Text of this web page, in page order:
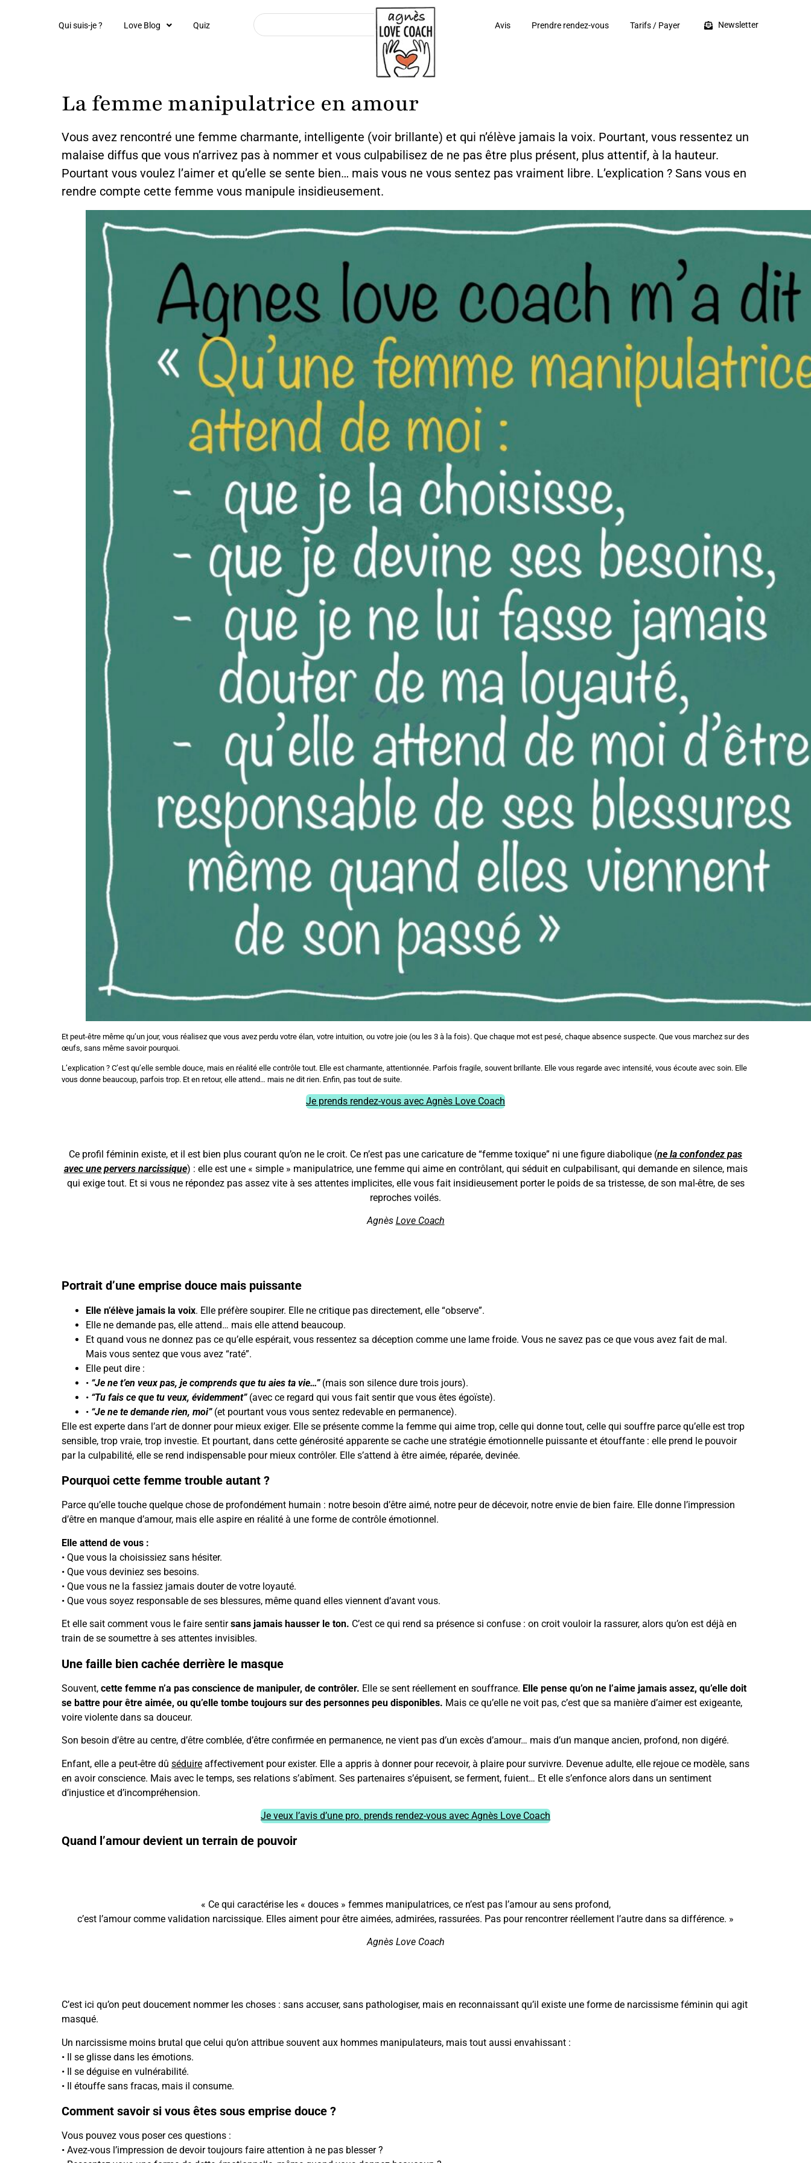
Qui suis-je ? Love Blog Quiz Avis Prendre rendez-vous Tarifs / Payer Newsletter
La femme manipulatrice en amour
Vous avez rencontré une femme charmante, intelligente (voir brillante) et qui n’élève jamais la voix. Pourtant, vous ressentez un
malaise diffus que vous n’arrivez pas à nommer et vous culpabilisez de ne pas être plus présent, plus attentif, à la hauteur.
Pourtant vous voulez l’aimer et qu’elle se sente bien… mais vous ne vous sentez pas vraiment libre. L’explication ? Sans vous en
rendre compte cette femme vous manipule insidieusement.
Et peut-être même qu’un jour, vous réalisez que vous avez perdu votre élan, votre intuition, ou votre joie (ou les 3 à la fois). Que chaque mot est pesé, chaque absence suspecte. Que vous marchez sur des
œufs, sans même savoir pourquoi.
L’explication ? C’est qu’elle semble douce, mais en réalité elle contrôle tout. Elle est charmante, attentionnée. Parfois fragile, souvent brillante. Elle vous regarde avec intensité, vous écoute avec soin. Elle
vous donne beaucoup, parfois trop. Et en retour, elle attend… mais ne dit rien. Enfin, pas tout de suite.
Je prends rendez-vous avec Agnès Love Coach
Ce profil féminin existe, et il est bien plus courant qu’on ne le croit. Ce n’est pas une caricature de “femme toxique” ni une figure diabolique (ne la confondez pas
avec une pervers narcissique) : elle est une « simple » manipulatrice, une femme qui aime en contrôlant, qui séduit en culpabilisant, qui demande en silence, mais
qui exige tout. Et si vous ne répondez pas assez vite à ses attentes implicites, elle vous fait insidieusement porter le poids de sa tristesse, de son mal-être, de ses
reproches voilés.
Agnès Love Coach
Portrait d’une emprise douce mais puissante
Elle n’élève jamais la voix. Elle préfère soupirer. Elle ne critique pas directement, elle “observe”.
Elle ne demande pas, elle attend… mais elle attend beaucoup.
Et quand vous ne donnez pas ce qu’elle espérait, vous ressentez sa déception comme une lame froide. Vous ne savez pas ce que vous avez fait de mal.
Mais vous sentez que vous avez “raté”.
Elle peut dire :
• “Je ne t’en veux pas, je comprends que tu aies ta vie…”(mais son silence dure trois jours).
• “Tu fais ce que tu veux, évidemment”(avec ce regard qui vous fait sentir que vous êtes égoïste).
• “Je ne te demande rien, moi” (et pourtant vous vous sentez redevable en permanence).
Elle est experte dans l’art de donner pour mieux exiger. Elle se présente comme la femme qui aime trop, celle qui donne tout, celle qui souffre parce qu’elle est trop
sensible, trop vraie, trop investie. Et pourtant, dans cette générosité apparente se cache une stratégie émotionnelle puissante et étouffante : elle prend le pouvoir
par la culpabilité, elle se rend indispensable pour mieux contrôler. Elle s’attend à être aimée, réparée, devinée.
Pourquoi cette femme trouble autant ?
Parce qu’elle touche quelque chose de profondément humain : notre besoin d’être aimé, notre peur de décevoir, notre envie de bien faire. Elle donne l’impression
d’être en manque d’amour, mais elle aspire en réalité à une forme de contrôle émotionnel.
Elle attend de vous :
• Que vous la choisissiez sans hésiter.
• Que vous deviniez ses besoins.
• Que vous ne la fassiez jamais douter de votre loyauté.
• Que vous soyez responsable de ses blessures, même quand elles viennent d’avant vous.
Et elle sait comment vous le faire sentirsans jamais hausser le ton. C’est ce qui rend sa présence si confuse : on croit vouloir la rassurer, alors qu’on est déjà en
train de se soumettre à ses attentes invisibles.
Une faille bien cachée derrière le masque
Souvent, cette femme n’a pas conscience de manipuler, de contrôler. Elle se sent réellement en souffrance. Elle pense qu’on ne l’aime jamais assez, qu’elle doit
se battre pour être aimée, ou qu’elle tombe toujours sur des personnes peu disponibles. Mais ce qu’elle ne voit pas, c’est que sa manière d’aimer est exigeante,
voire violente dans sa douceur.
Son besoin d’être au centre, d’être comblée, d’être confirmée en permanence, ne vient pas d’un excès d’amour… mais d’un manque ancien, profond, non digéré.
Enfant, elle a peut-être dû séduire affectivement pour exister. Elle a appris à donner pour recevoir, à plaire pour survivre. Devenue adulte, elle rejoue ce modèle, sans
en avoir conscience. Mais avec le temps, ses relations s’abîment. Ses partenaires s’épuisent, se ferment, fuient… Et elle s’enfonce alors dans un sentiment
d’injustice et d’incompréhension.
Je veux l’avis d’une pro. prends rendez-vous avec Agnès Love Coach
Quand l’amour devient un terrain de pouvoir
« Ce qui caractérise les « douces » femmes manipulatrices, ce n’est pas l’amour au sens profond,
c’est l’amour comme validation narcissique. Elles aiment pour être aimées, admirées, rassurées. Pas pour rencontrer réellement l’autre dans sa différence. »
Agnès Love Coach
C’est ici qu’on peut doucement nommer les choses : sans accuser, sans pathologiser, mais en reconnaissant qu’il existe une forme de narcissisme féminin qui agit
masqué.
Un narcissisme moins brutal que celui qu’on attribue souvent aux hommes manipulateurs, mais tout aussi envahissant :
• Il se glisse dans les émotions.
• Il se déguise en vulnérabilité.
• Il étouffe sans fracas, mais il consume.
Comment savoir si vous êtes sous emprise douce ?
Vous pouvez vous poser ces questions :
• Avez-vous l’impression de devoir toujours faire attention à ne pas blesser ?